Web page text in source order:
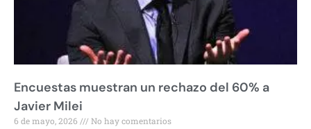
Encuestas muestran un rechazo del 60% a
Javier Milei
6 de mayo, 2026 No hay comentarios